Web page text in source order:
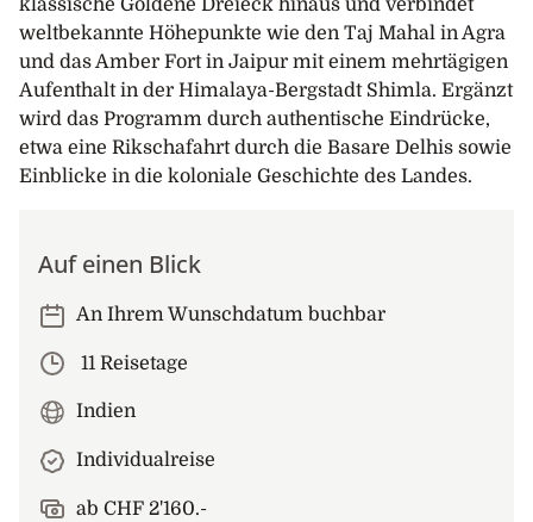
klassische Goldene Dreieck hinaus und verbindet
weltbekannte Höhepunkte wie den Taj Mahal in Agra
und das Amber Fort in Jaipur mit einem mehrtägigen
Aufenthalt in der Himalaya-Bergstadt Shimla. Ergänzt
wird das Programm durch authentische Eindrücke,
etwa eine Rikschafahrt durch die Basare Delhis sowie
Einblicke in die koloniale Geschichte des Landes.
Auf einen Blick
An Ihrem Wunschdatum buchbar
11 Reisetage
Indien
Individualreise
ab CHF 2'160.-